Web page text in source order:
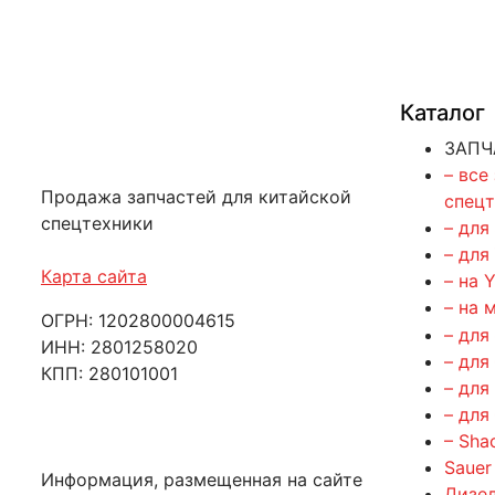
Продажа запчастей для китайской
спецтехники
Карта сайта
ОГРН: 1202800004615
ИНН: 2801258020
КПП: 280101001
Информация, размещенная на сайте
Каталог
– все
– для
–
– на
– на
–
–
– для
–
–